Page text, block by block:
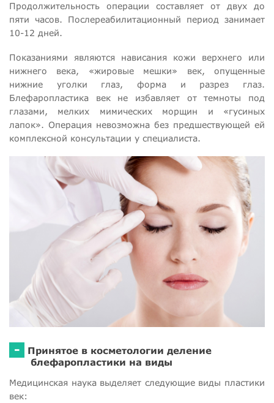
Продолжительность операции составляет от двух до
пяти часов. Послереабилитационный период занимает
10-12 дней.
Показаниями являются нависания кожи верхнего или
нижнего века, «жировые мешки» век, опущенные
нижние уголки глаз, форма и разрез глаз.
Блефаропластика век не избавляет от темноты под
глазами, мелких мимических морщин и «гусиных
лапок». Операция невозможна без предшествующей ей
комплексной консультации у специалиста.
-
Принятое в косметологии деление
блефаропластики на виды
Медицинская наука выделяет следующие виды пластики
век: